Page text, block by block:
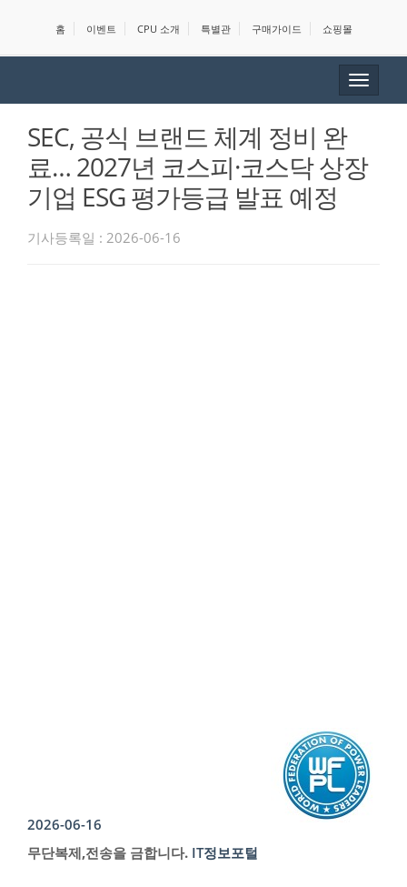
홈 이벤트 CPU 소개 특별관 구매가이드 쇼핑몰
Toggle
SEC, 공식 브랜드 체계 정비 완
료… 2027년 코스피·코스닥 상장
기업 ESG 평가등급 발표 예정
기사등록일 : 2026-06-16
2026-06-16
무단복제,전송을 금합니다. IT정보포털